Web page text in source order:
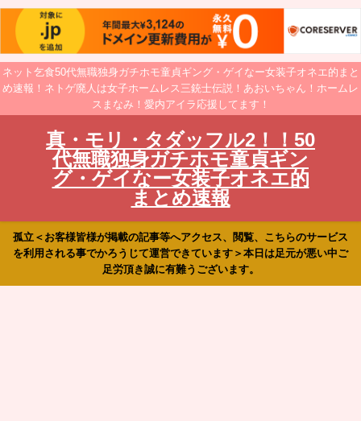
ネット乞食50代無職独身ガチホモ童貞ギング・ゲイなー女装子オネエ的まと
め速報！ネトゲ廃人は女子ホームレス三銃士伝説！あおいちゃん！ホームレ
スまなみ！愛内アイラ応援してます！
真・モリ・タダッフル2！！50
代無職独身ガチホモ童貞ギン
グ・ゲイなー女装子オネエ的
まとめ速報
孤立＜お客様皆様が掲載の記事等へアクセス、閲覧、こちらのサービス
を利用される事でかろうじて運営できています＞本日は足元が悪い中ご
足労頂き誠に有難うございます。